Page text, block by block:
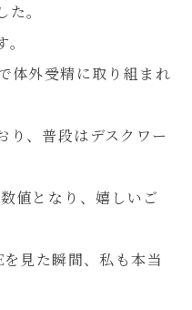
わせ
。
体外受精に取り組まれ
り、普段はデスクワー
値となり、嬉しいご
見た瞬間、私も本当